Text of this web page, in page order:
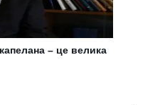
– це велика